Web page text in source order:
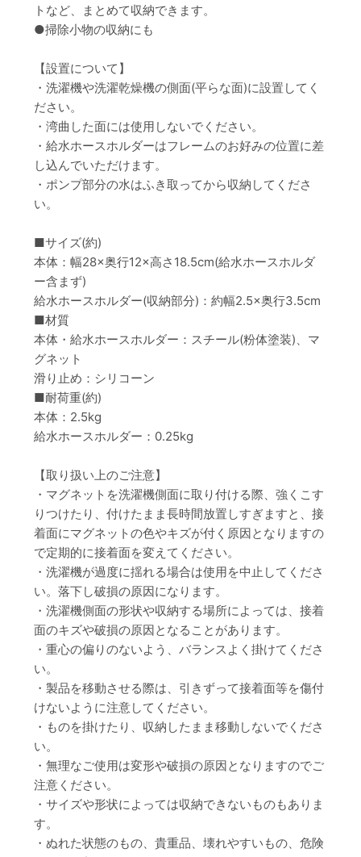
トなど、まとめて収納できます。
●掃除小物の収納にも
【設置について】
・洗濯機や洗濯乾燥機の側面(平らな面)に設置してく
ださい。
・湾曲した面には使用しないでください。
・給水ホースホルダーはフレームのお好みの位置に差
し込んでいただけます。
・ポンプ部分の水はふき取ってから収納してくださ
い。
■サイズ(約)
本体：幅28×奥行12×高さ18.5cm(給水ホースホルダ
ー含まず)
給水ホースホルダー(収納部分)：約幅2.5×奥行3.5cm
■材質
本体・給水ホースホルダー：スチール(粉体塗装)、マ
グネット
滑り止め：シリコーン
■耐荷重(約)
本体：2.5kg
給水ホースホルダー：0.25kg
【取り扱い上のご注意】
・マグネットを洗濯機側面に取り付ける際、強くこす
りつけたり、付けたまま長時間放置しすぎますと、接
着面にマグネットの色やキズが付く原因となりますの
で定期的に接着面を変えてください。
・洗濯機が過度に揺れる場合は使用を中止してくださ
い。落下し破損の原因になります。
・洗濯機側面の形状や収納する場所によっては、接着
面のキズや破損の原因となることがあります。
・重心の偏りのないよう、バランスよく掛けてくださ
い。
・製品を移動させる際は、引きずって接着面等を傷付
けないように注意してください。
・ものを掛けたり、収納したまま移動しないでくださ
い。
・無理なご使用は変形や破損の原因となりますのでご
注意ください。
・サイズや形状によっては収納できないものもありま
す。
・ぬれた状態のもの、貴重品、壊れやすいもの、危険